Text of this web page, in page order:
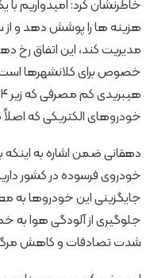
خاطرنشان کرد: امیدواریم
هزینه ها را پوشش دهد و
مدیریت کند، این اتفاق رخ
خصوص برای کلانشهرها
خودروهای الکتریکی که
خودروی فرسوده در کشور
جایگزینی این خودروها
جلوگیری از آلودگی هوا به
شدت تصادفات و کاهش مرگ